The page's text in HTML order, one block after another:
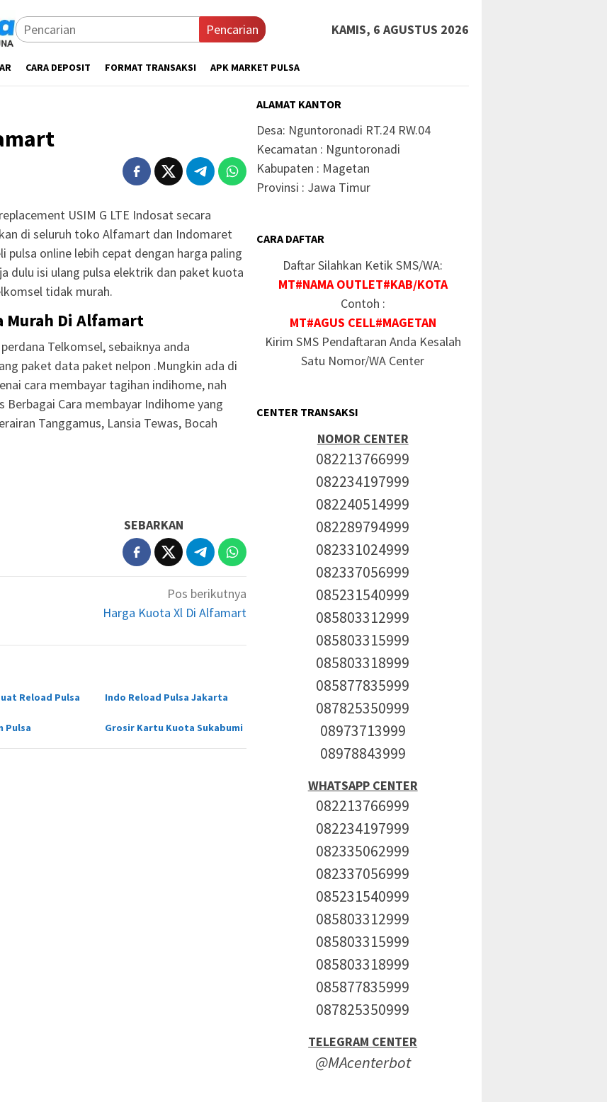
Pencarian KAMIS, 6 AGUSTUS 2026
CARA DEPOSIT FORMAT TRANSAKSI APK MARKET PULSA
USIM G LTE Indosat secara
di seluruh toko Alfamart dan Indomaret
pulsa online lebih cepat dengan harga paling
dulu isi ulang pulsa elektrik dan paket kuota
tidak murah.
Murah Di Alfamart
Telkomsel, sebaiknya anda
paket data paket nelpon .Mungkin ada di
cara membayar tagihan indihome, nah
Cara membayar Indihome yang
Tanggamus, Lansia Tewas, Bocah
SEBARKAN
Pos berikutnya
Harga Kuota Xl Di Alfamart
Reload Pulsa Indo Reload Pulsa Jakarta
Pulsa Grosir Kartu Kuota Sukabumi
ALAMAT KANTOR
Desa: Nguntoronadi RT.24 RW.04
Kecamatan : Nguntoronadi
Kabupaten : Magetan
Provinsi : Jawa Timur
CARA DAFTAR
Daftar Silahkan Ketik SMS/WA:
MT#NAMA OUTLET#KAB/KOTA
Contoh :
MT#AGUS CELL#MAGETAN
Kirim SMS Pendaftaran Anda Kesalah
Satu Nomor/WA Center
CENTER TRANSAKSI
NOMOR CENTER
082213766999
082234197999
082240514999
082289794999
082331024999
082337056999
085231540999
085803312999
085803315999
085803318999
085877835999
087825350999
08973713999
08978843999
WHATSAPP CENTER
082213766999
082234197999
082335062999
082337056999
085231540999
085803312999
085803315999
085803318999
085877835999
087825350999
TELEGRAM CENTER
@MAcenterbot